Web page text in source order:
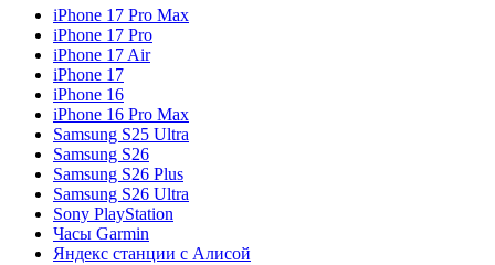
iPhone 17 Pro Max
iPhone 17 Pro
iPhone 17 Air
iPhone 17
iPhone 16
iPhone 16 Pro Max
Samsung S25 Ultra
Samsung S26
Samsung S26 Plus
Samsung S26 Ultra
Sony PlayStation
Часы Garmin
Яндекс станции с Алисой